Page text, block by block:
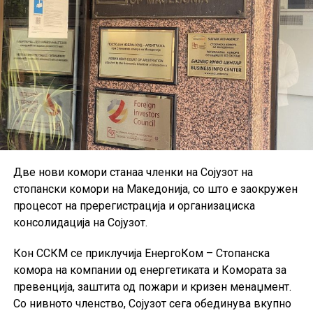
економски услови.
Две нови комори станаа членки на Сојузот на
стопански комори на Македонија, со што е заокружен
процесот на пререгистрација и организациска
консолидација на Сојузот.
Кон ССКМ се приклучија ЕнергоКом – Стопанска
комора на компании од енергетиката и Комората за
превенција, заштита од пожари и кризен менаџмент.
Со нивното членство, Сојузот сега обединува вкупно